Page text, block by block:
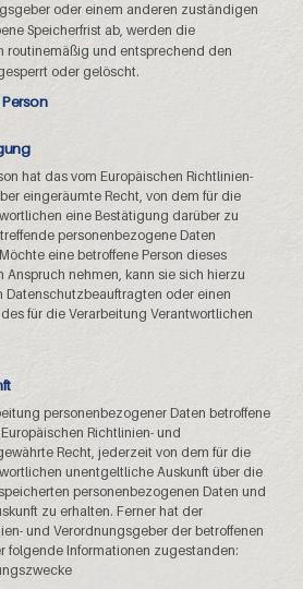
oder einem anderen zuständigen
Speicherfrist ab, werden die
routinemäßig und entsprechend den
oder gelöscht.
hat das vom Europäischen Richtlinien-
eingeräumte Recht, von dem für die
eine Bestätigung darüber zu
personenbezogene Daten
eine betroffene Person dieses
Anspruch nehmen, kann sie sich hierzu
Datenschutzbeauftragten oder einen
für die Verarbeitung Verantwortlichen
personenbezogener Daten betroffene
Richtlinien- und
Recht, jederzeit von dem für die
unentgeltliche Auskunft über die
personenbezogenen Daten und
zu erhalten. Ferner hat der
und Verordnungsgeber der betroffenen
folgende Informationen zugestanden: